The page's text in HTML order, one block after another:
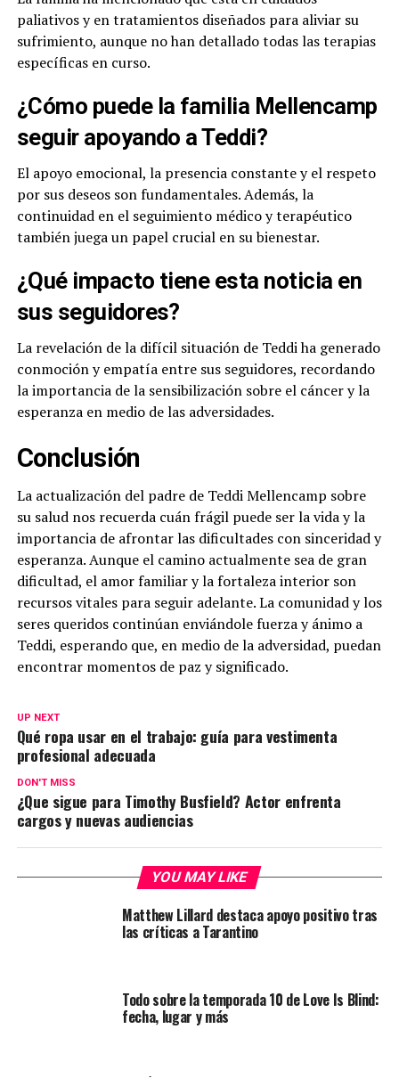
paliativos y en tratamientos diseñados para aliviar su
sufrimiento, aunque no han detallado todas las terapias
específicas en curso.
¿Cómo puede la familia Mellencamp
seguir apoyando a Teddi?
El apoyo emocional, la presencia constante y el respeto
por sus deseos son fundamentales. Además, la
continuidad en el seguimiento médico y terapéutico
también juega un papel crucial en su bienestar.
¿Qué impacto tiene esta noticia en
sus seguidores?
La revelación de la difícil situación de Teddi ha generado
conmoción y empatía entre sus seguidores, recordando
la importancia de la sensibilización sobre el cáncer y la
esperanza en medio de las adversidades.
Conclusión
La actualización del padre de Teddi Mellencamp sobre
su salud nos recuerda cuán frágil puede ser la vida y la
importancia de afrontar las dificultades con sinceridad y
esperanza. Aunque el camino actualmente sea de gran
dificultad, el amor familiar y la fortaleza interior son
recursos vitales para seguir adelante. La comunidad y los
seres queridos continúan enviándole fuerza y ánimo a
Teddi, esperando que, en medio de la adversidad, puedan
encontrar momentos de paz y significado.
UP NEXT
Qué ropa usar en el trabajo: guía para vestimenta
profesional adecuada
DON'T MISS
¿Que sigue para Timothy Busfield? Actor enfrenta
cargos y nuevas audiencias
YOU MAY LIKE
Matthew Lillard destaca apoyo positivo tras
las críticas a Tarantino
Todo sobre la temporada 10 de Love Is Blind:
fecha, lugar y más